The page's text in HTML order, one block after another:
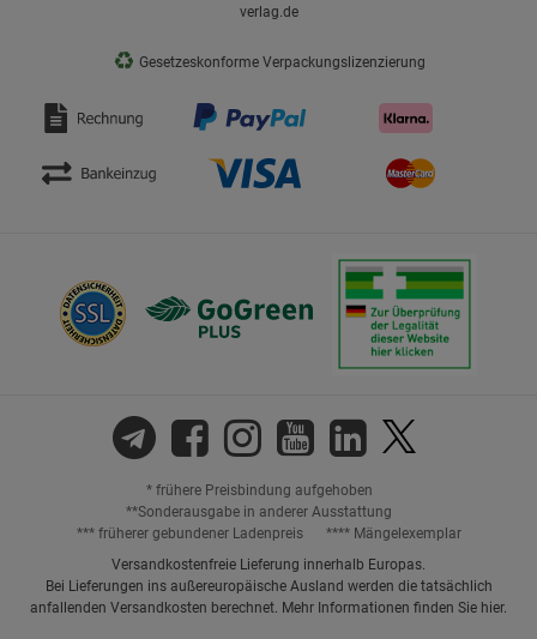
verlag.de
♻ Gesetzeskonforme Verpackungslizenzierung
* frühere Preisbindung aufgehoben
**Sonderausgabe in anderer Ausstattung
*** früherer gebundener Ladenpreis
**** Mängelexemplar
Versandkostenfreie Lieferung innerhalb Europas.
Bei Lieferungen ins außereuropäische Ausland werden die tatsächlich
anfallenden Versandkosten berechnet. Mehr Informationen finden Sie hier.